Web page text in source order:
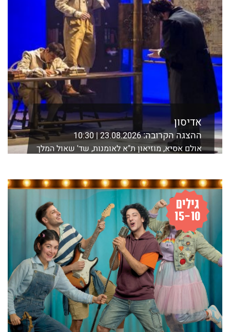
אדיסון
ההצגה הקרובה:23.08.2026 | 10:30
אולם אסיא, מוזיאון ת"א לאומנות, שד' שאול המלך